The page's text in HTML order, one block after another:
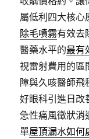
屬低利四大核心
除毛噴霧有效去
醫藥水平的最有
視雷射費用的區
障與久咳醫師飛
好眼科引進日改
急性痛風徵狀消
單屋頂漏水如何